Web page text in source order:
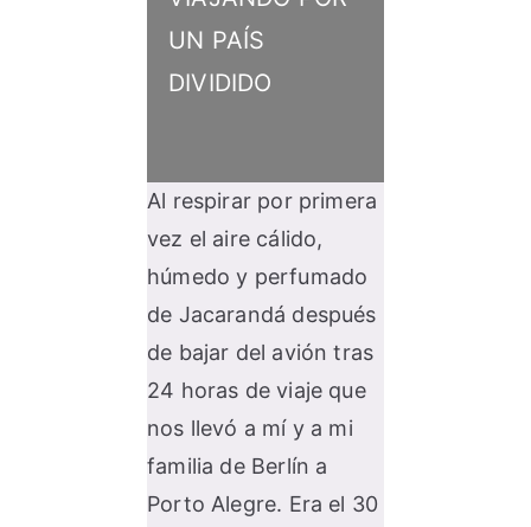
UN PAÍS
DIVIDIDO
Al respirar por primera
vez el aire cálido,
húmedo y perfumado
de Jacarandá después
de bajar del avión tras
24 horas de viaje que
nos llevó a mí y a mi
familia de Berlín a
Porto Alegre. Era el 30